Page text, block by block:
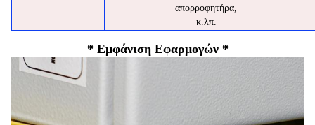
απορροφητήρα,
κ.λπ.
* Εμφάνιση Εφαρμογών *